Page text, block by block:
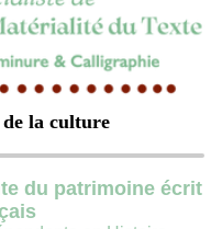
de la culture
du patrimoine écrit